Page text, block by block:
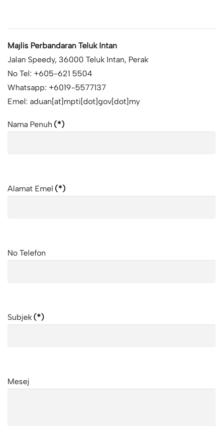
Majlis Perbandaran Teluk Intan
Jalan Speedy, 36000 Teluk Intan, Perak
No Tel: +605-621 5504
Whatsapp: +6019-5577137
Emel: aduan[at]mpti[dot]gov[dot]my
Nama Penuh (*)
Alamat Emel (*)
No Telefon
Subjek (*)
Mesej